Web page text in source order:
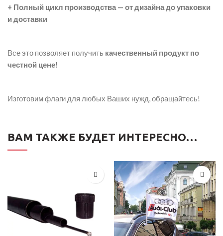
+ Полный цикл производства — от дизайна до упаковки
и доставки
Все это позволяет получить качественный продукт по
честной цене!
Изготовим флаги для любых Ваших нужд, обращайтесь!
ВАМ ТАКЖЕ БУДЕТ ИНТЕРЕСНО…